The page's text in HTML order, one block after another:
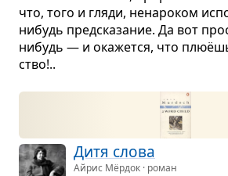
что, того и гляди, нена­ро­ком
нибудь пред­ска­за­ние. Да вот
нибудь — и ока­жется, что
ство!..
Дитя слова
Айрис Мёрдок · роман